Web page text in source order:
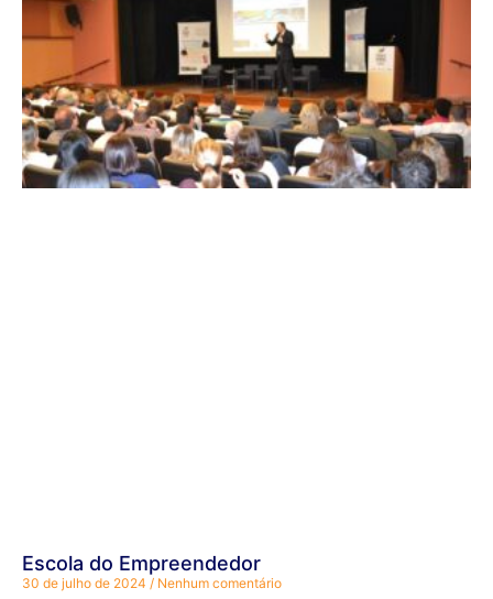
Escola do Empreendedor
30 de julho de 2024 Nenhum comentário